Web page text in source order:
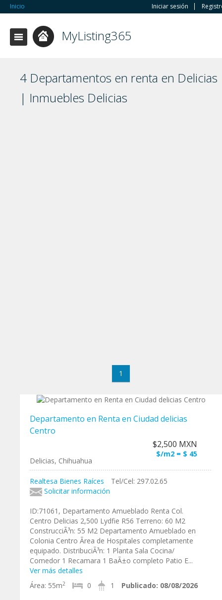
Inicio Iniciar sesión
MyListing365
4 Departamentos en renta en Delicias
| Inmuebles Delicias
1
Departamento en Renta en Ciudad delicias
Centro
$2,500 MXN
$/m2 = $ 45
Delicias, Chihuahua
Realtesa Bienes Raíces
Tel/Cel: 297.02.65
Solicitar información
ID:71061, Departamento Amueblado Renta Col.
Centro Delicias 2,500 Lydfie R56 Terreno: 60 M2
ConstrucciÃ³n: 55 M2 Departamento Amueblado en
Colonia Centro Ãrea de Hospitales completamente
equipado. DistribuciÃ³n: 1 Planta Sala Cocina/
Comedor 1 Recamara 1 BaÃ±o completo Patio E...
Ver más detalles
Área: 55m2 0 1 Publicado: 08/08/2026